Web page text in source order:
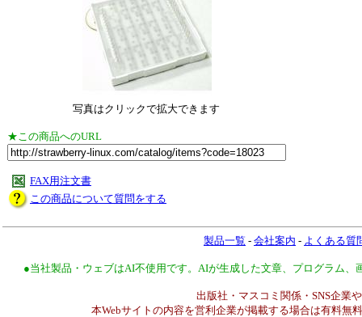
写真はクリックで拡大できます
★この商品へのURL
FAX用注文書
この商品について質問をする
製品一覧 - 会社案内 - よくある質
●当社製品・ウェブはAI不使用です。AIが生成した文章、プログラム
出版社・マスコミ関係・SNS企業
本Webサイトの内容を営利企業が掲載する場合は有料無